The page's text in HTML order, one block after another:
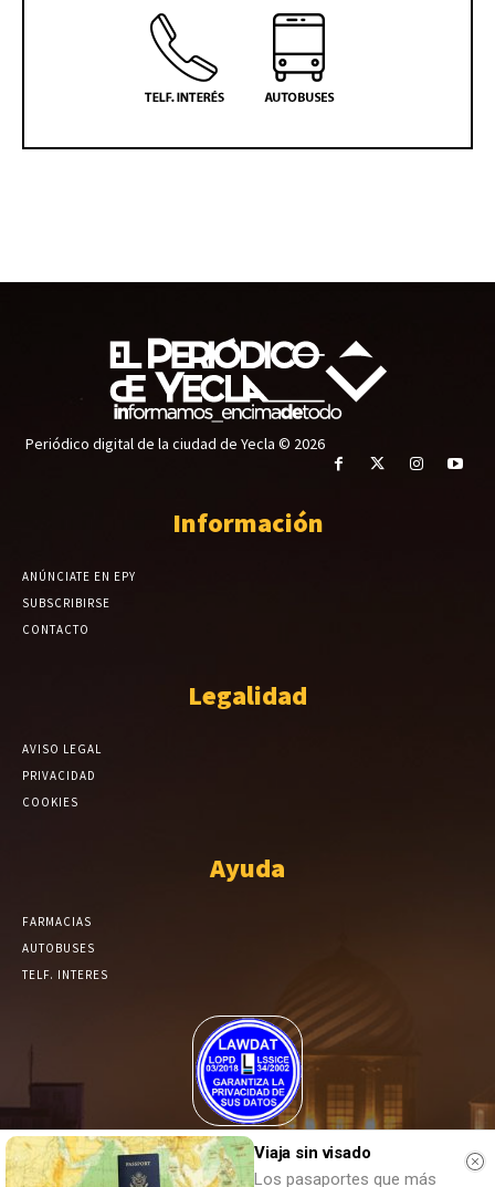
Periódico digital de la ciudad de Yecla © 2026
Información
ANÚNCIATE EN EPY
SUBSCRIBIRSE
CONTACTO
Legalidad
AVISO LEGAL
PRIVACIDAD
COOKIES
Ayuda
FARMACIAS
AUTOBUSES
TELF. INTERES
El Periódico de Yecla alcanza un grado más de compromiso en el
tratamiento de sus datos.
Viaja sin visado
Los pasaportes que más